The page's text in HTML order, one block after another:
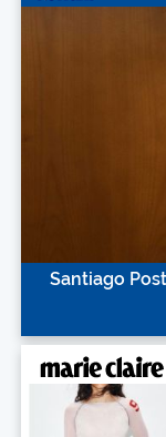
Santiago